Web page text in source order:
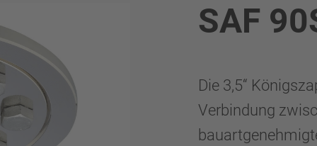
SAF
Die 3,5“
Verbindung